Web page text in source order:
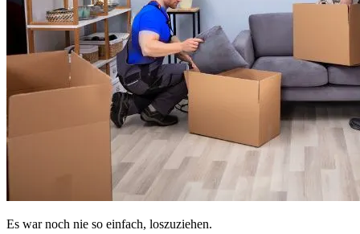
Es war noch nie so einfach, loszuziehen.